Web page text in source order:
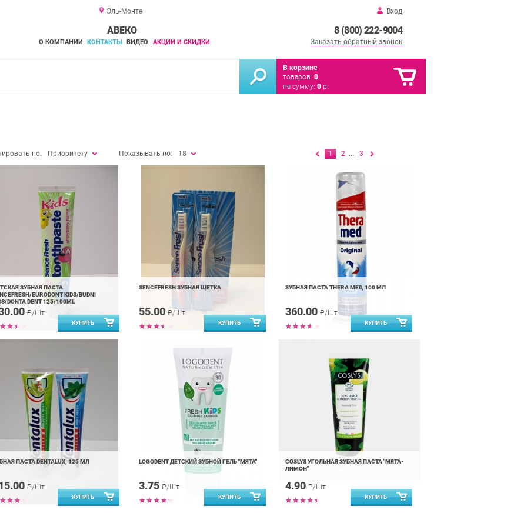
Эль-Монте Вход
8 (800) 222-9004
Заказать обратный звонок
АВЕКО
О КОМПАНИИ КОНТАКТЫ ВИДЕО АКЦИИ И СКИДКИ
В корзине
товаров: 0
на сумму: 0 р.
по: Приоритету Показывать по: 18 1 2 ... 3
ЗУБНАЯ ПАСТА
EURODONT KIDS/BUDNI
DONTA DENT 125/100ML
₽/Шт
SENCEFRESH ЗУБНАЯ ЩЕТКА
55.00 ₽/Шт
ЗУБНАЯ ПАСТА THERA MED, 100 МЛ
360.00 ₽/Шт
ПАСТА DENTALUX, 125 МЛ
₽/Шт
LOGODENT ДЕТСКИЙ ЗУБНОЙ ГЕЛЬ "МЯТА"
3.75 ₽/Шт
COSLYS УГОЛЬНАЯ ЗУБНАЯ ПАСТА "МЯТА-
ЛИМОН"
4.90 ₽/Шт